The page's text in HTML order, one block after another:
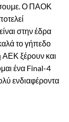
Ο ΠΑΟΚ
στην έδρα
το γήπεδο
ΑΕΚ ξέρουν και
ένα Final-4
ενδιαφέροντα